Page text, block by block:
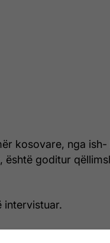
kosovare, nga
është goditur
intervistuar.
urdhër mbrojtës,